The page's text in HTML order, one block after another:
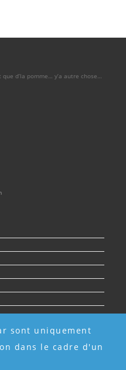
sont uniquement
dans le cadre d'un
d’la pomme… y’a autre chose…
Opens
SIRET 908 216 955 00017 -